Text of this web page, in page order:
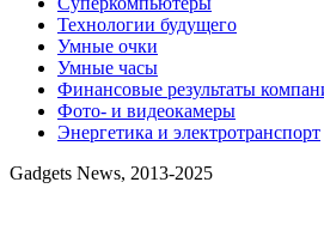
Технологии будущего
Умные очки
Умные часы
Финансовые результаты
Фото- и видеокамеры
Энергетика и электротранспорт
Gadgets News, 2013-2025